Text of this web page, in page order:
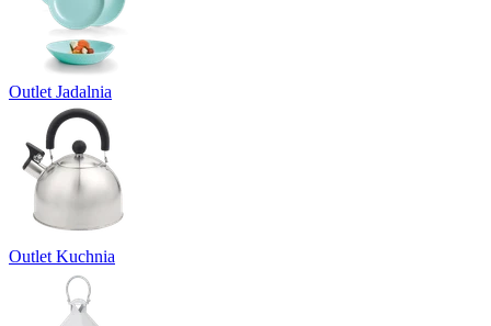
Outlet Jadalnia
Outlet Kuchnia